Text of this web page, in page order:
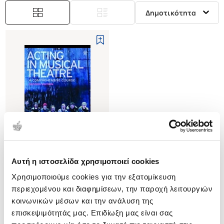
Αυτή η ιστοσελίδα χρησιμοποιεί cookies
Χρησιμοποιούμε cookies για την εξατομίκευση
περιεχομένου και διαφημίσεων, την παροχή λειτουργιών
κοινωνικών μέσων και την ανάλυση της
επισκεψιμότητάς μας. Επιδίωξη μας είναι σας
Δημοτικότητα
(0)
(P/B) ACTING IN MUSICAL
THEATRE
A COMPREHENSIVE COURSE
DEER JOE
Κωδ. Πολιτείας:3707-1718